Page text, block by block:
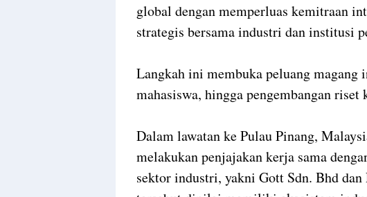
global dengan memperluas kemitraan
strategis bersama industri dan institusi
Langkah ini membuka peluang magang
mahasiswa, hingga pengembangan riset
Dalam lawatan ke Pulau Pinang,
melakukan penjajakan kerja sama
sektor industri, yakni Gott Sdn. Bhd